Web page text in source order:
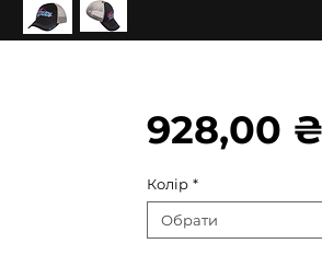
928,00 ₴
Колір *
Обрати